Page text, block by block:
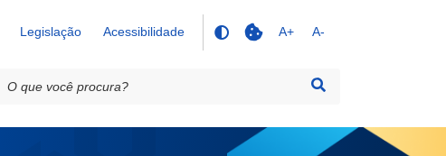
Legislação Acessibilidade A+ A-